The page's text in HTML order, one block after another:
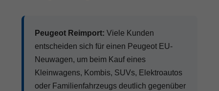
Peugeot Reimport: Viele Kunden
entscheiden sich für einen Peugeot EU-
Neuwagen, um beim Kauf eines
Kleinwagens, Kombis, SUVs, Elektroautos
oder Familienfahrzeugs deutlich gegenüber